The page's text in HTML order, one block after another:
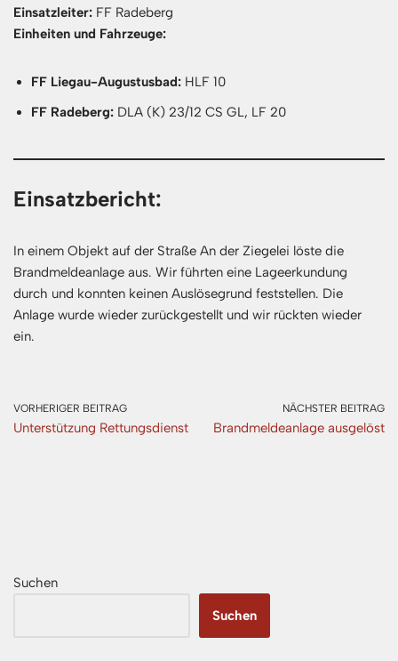
Einsatzleiter: FF Radeberg
Einheiten und Fahrzeuge:
FF Liegau-Augustusbad: HLF 10
FF Radeberg: DLA (K) 23/12 CS GL, LF 20
Einsatzbericht:
In einem Objekt auf der Straße An der Ziegelei löste die
Brandmeldeanlage aus. Wir führten eine Lageerkundung
durch und konnten keinen Auslösegrund feststellen. Die
Anlage wurde wieder zurückgestellt und wir rückten wieder
ein.
VORHERIGER BEITRAG
Unterstützung Rettungsdienst
NÄCHSTER BEITRAG
Brandmeldeanlage ausgelöst
Suchen
Suchen